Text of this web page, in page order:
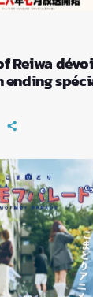
Reiwa
ending